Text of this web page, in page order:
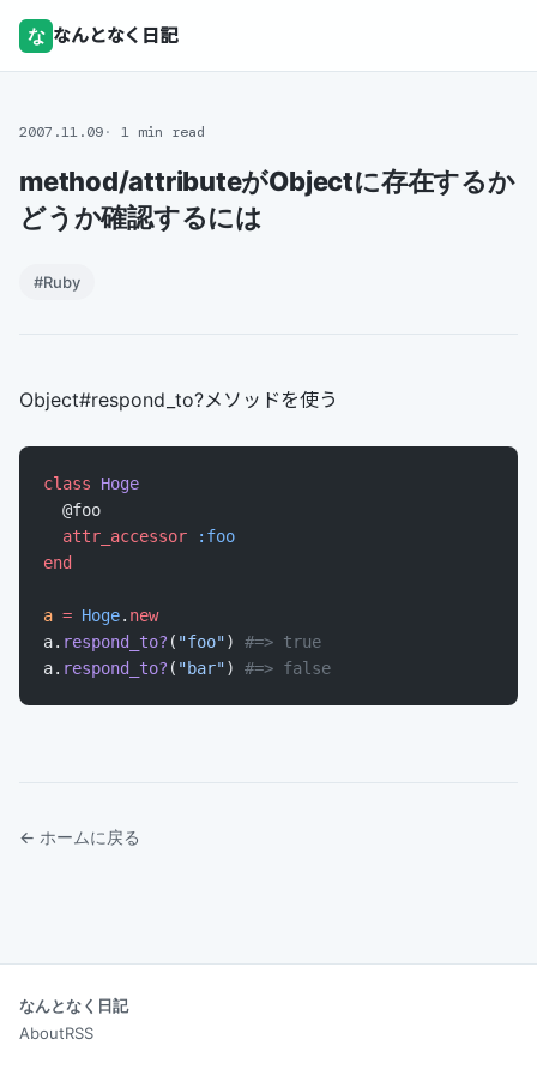
な なんとなく日記
2007.11.09 1 min read
method/attributeがObjectに存在するか
どうか確認するには
#Ruby
Object#respond_to?メソッドを使う
class Hoge
  @foo
  attr_accessor
:foo
end
a = Hoge. new
a. respond_to? ( "foo") #=> true
a. respond_to? ( "bar") #=> false
← ホームに戻る
なんとなく日記
AboutRSS